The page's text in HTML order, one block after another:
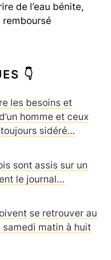
de l’eau bénite,
remboursé
👇
les besoins et
homme et ceux
toujours sidéré…
sont assis sur un
le journal…
se retrouver au
samedi matin à huit